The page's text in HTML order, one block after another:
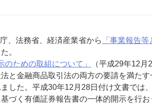
、法務省、経済産業省から
「事業報告
。
のための取組について」
（平成29年12月
と金融商品取引法の両方の要請を満た
した。平成30年12月28日付け文書では
づく有価証券報告書の一体的開示を行